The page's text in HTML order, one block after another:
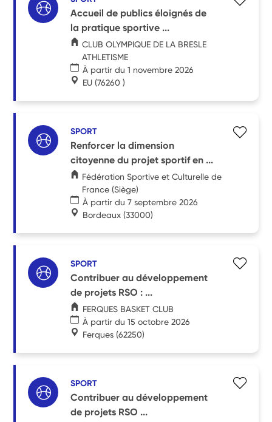
Accueil de publics éloignés de
la pratique sportive ...
CLUB OLYMPIQUE DE LA BRESLE
ATHLETISME
À partir du 1 novembre 2026
EU (76260 )
SPORT
Renforcer la dimension
citoyenne du projet sportif en ...
Fédération Sportive et Culturelle de
France (Siège)
À partir du 7 septembre 2026
Bordeaux (33000)
SPORT
Contribuer au développement
de projets RSO : ...
FERQUES BASKET CLUB
À partir du 15 octobre 2026
Ferques (62250)
SPORT
Contribuer au développement
de projets RSO ...